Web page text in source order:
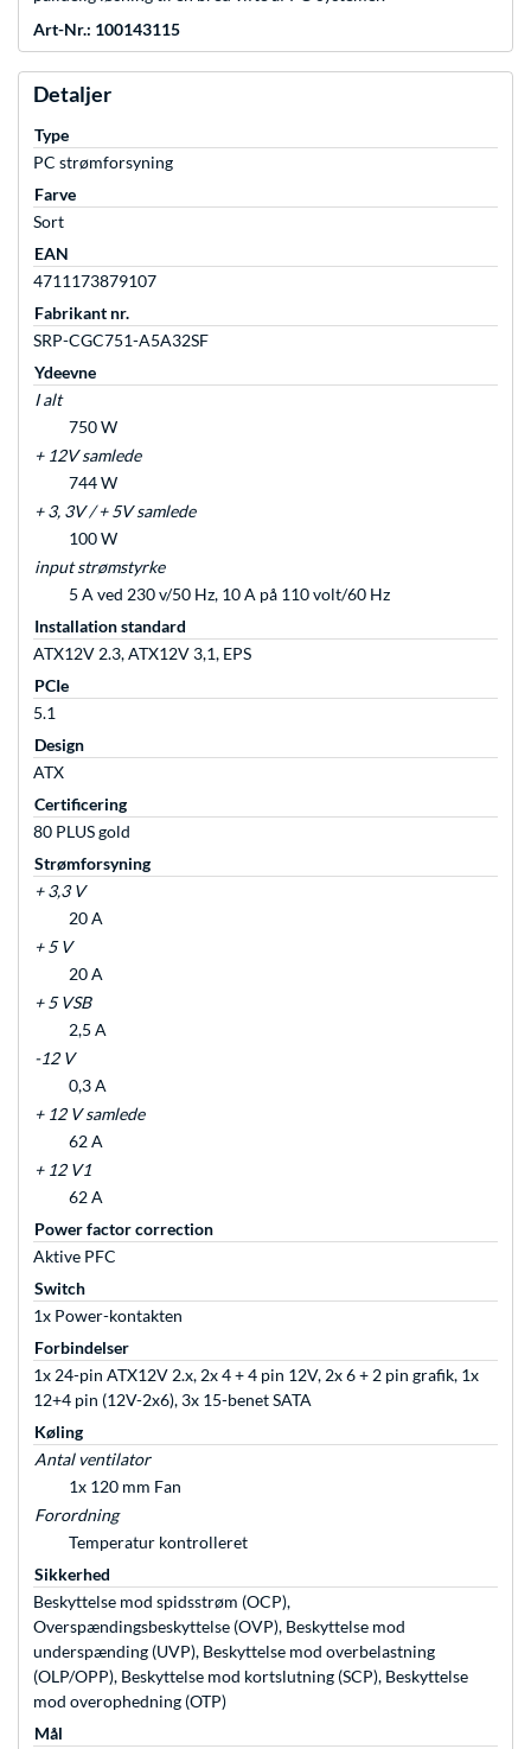
Art-Nr.: 100143115
Detaljer
Type
PC strømforsyning
Farve
Sort
EAN
4711173879107
Fabrikant nr.
SRP-CGC751-A5A32SF
Ydeevne
I alt
750 W
+ 12V samlede
744 W
+ 3, 3V / + 5V samlede
100 W
input strømstyrke
5 A ved 230 v/50 Hz, 10 A på 110 volt/60 Hz
Installation standard
ATX12V 2.3, ATX12V 3,1, EPS
PCIe
5.1
Design
ATX
Certificering
80 PLUS gold
Strømforsyning
+ 3,3 V
20 A
+ 5 V
20 A
+ 5 VSB
2,5 A
-12 V
0,3 A
+ 12 V samlede
62 A
+ 12 V1
62 A
Power factor correction
Aktive PFC
Switch
1x Power-kontakten
Forbindelser
1x 24-pin ATX12V 2.x, 2x 4 + 4 pin 12V, 2x 6 + 2 pin grafik, 1x
12+4 pin (12V-2x6), 3x 15-benet SATA
Køling
Antal ventilator
1x 120 mm Fan
Forordning
Temperatur kontrolleret
Sikkerhed
Beskyttelse mod spidsstrøm (OCP),
Overspændingsbeskyttelse (OVP), Beskyttelse mod
underspænding (UVP), Beskyttelse mod overbelastning
(OLP/OPP), Beskyttelse mod kortslutning (SCP), Beskyttelse
mod overophedning (OTP)
Mål